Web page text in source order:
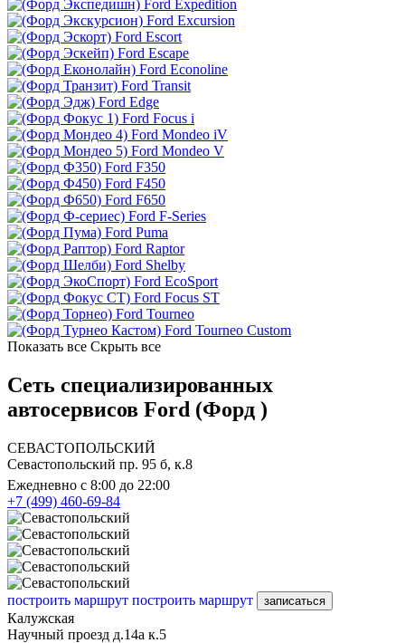
Ford Expedition
Ford Excursion
Ford Escort
Ford Escape
Ford Econoline
Ford Transit
Ford Edge
Ford Focus i
Ford Mondeo iV
Ford Mondeo V
Ford F350
Ford F450
Ford F650
Ford F-Series
Ford Puma
Ford Raptor
Ford Shelby
Ford EcoSport
Ford Focus ST
Ford Tourneo
Ford Tourneo Custom
Показать все Скрыть все
Сеть специализированных
автосервисов Ford (Форд )
СЕВАСТОПОЛЬСКИЙ
Севастопольский пр. 95 б, к.8
Ежедневно с 8:00 до 22:00
+7 (499) 460-69-84
построить маршрут построить маршрут записаться
Калужская
Научный проезд д.14а к.5